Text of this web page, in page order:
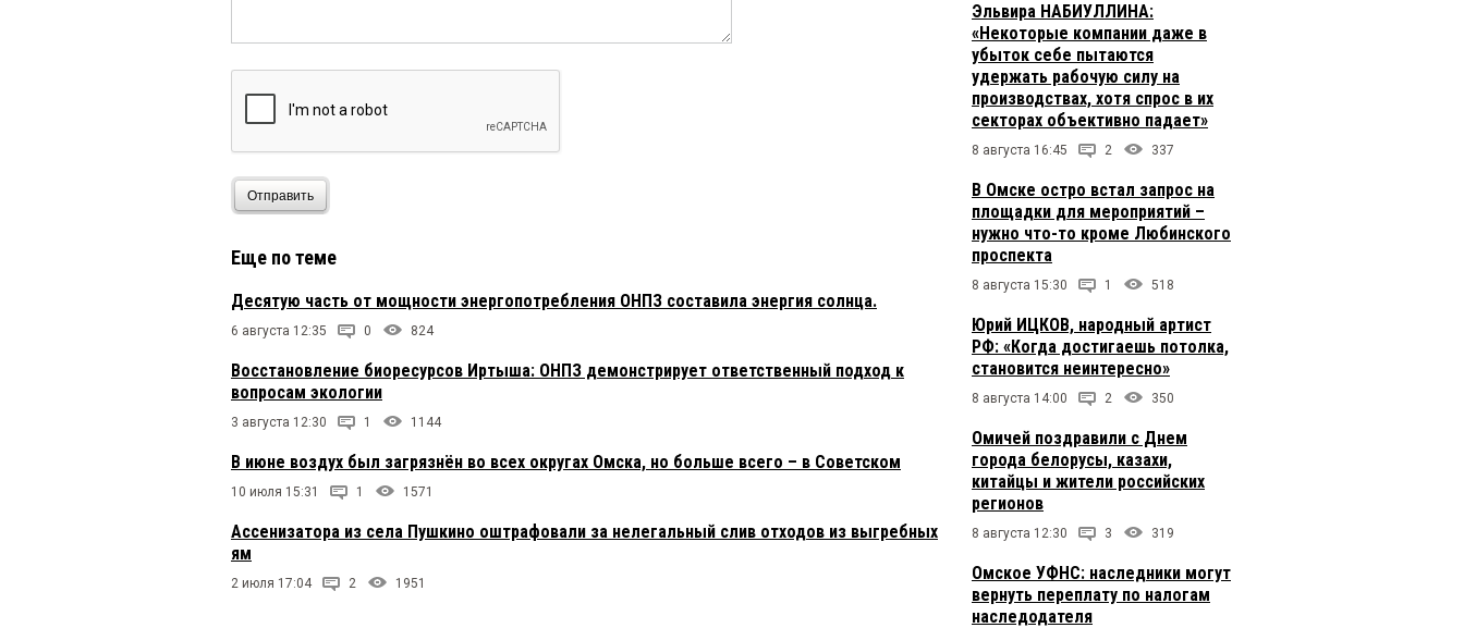
Отправить
Еще по теме
Десятую часть от мощности энергопотребления ОНПЗ составила энергия солнца.
6 августа 12:35 0 824
Восстановление биоресурсов Иртыша: ОНПЗ демонстрирует ответственный подход к
вопросам экологии
3 августа 12:30 1 1144
В июне воздух был загрязнён во всех округах Омска, но больше всего – в Советском
10 июля 15:31 1 1571
Ассенизатора из села Пушкино оштрафовали за нелегальный слив отходов из выгребных
ям
2 июля 17:04 2 1951
Эльвира НАБИУЛЛИНА:
«Некоторые компании даже в
убыток себе пытаются
удержать рабочую силу на
производствах, хотя спрос в их
секторах объективно падает»
8 августа 16:45 2 337
В Омске остро встал запрос на
площадки для мероприятий –
нужно что-то кроме Любинского
проспекта
8 августа 15:30 1 518
Юрий ИЦКОВ, народный артист
РФ: «Когда достигаешь потолка,
становится неинтересно»
8 августа 14:00 2 350
Омичей поздравили с Днем
города белорусы, казахи,
китайцы и жители российских
регионов
8 августа 12:30 3 319
Омское УФНС: наследники могут
вернуть переплату по налогам
наследодателя